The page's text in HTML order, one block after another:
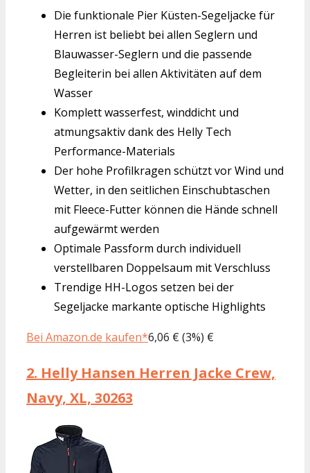
Die funktionale Pier Küsten-Segeljacke für
Herren ist beliebt bei allen Seglern und
Blauwasser-Seglern und die passende
Begleiterin bei allen Aktivitäten auf dem
Wasser
Komplett wasserfest, winddicht und
atmungsaktiv dank des Helly Tech
Performance-Materials
Der hohe Profilkragen schützt vor Wind und
Wetter, in den seitlichen Einschubtaschen
mit Fleece-Futter können die Hände schnell
aufgewärmt werden
Optimale Passform durch individuell
verstellbaren Doppelsaum mit Verschluss
Trendige HH-Logos setzen bei der
Segeljacke markante optische Highlights
Bei Amazon.de kaufen*6,06 € (3%) €
2. Helly Hansen Herren Jacke Crew,
Navy, XL, 30263